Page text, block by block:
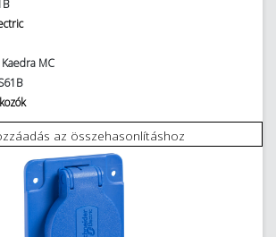
MC
az összehasonlításhoz